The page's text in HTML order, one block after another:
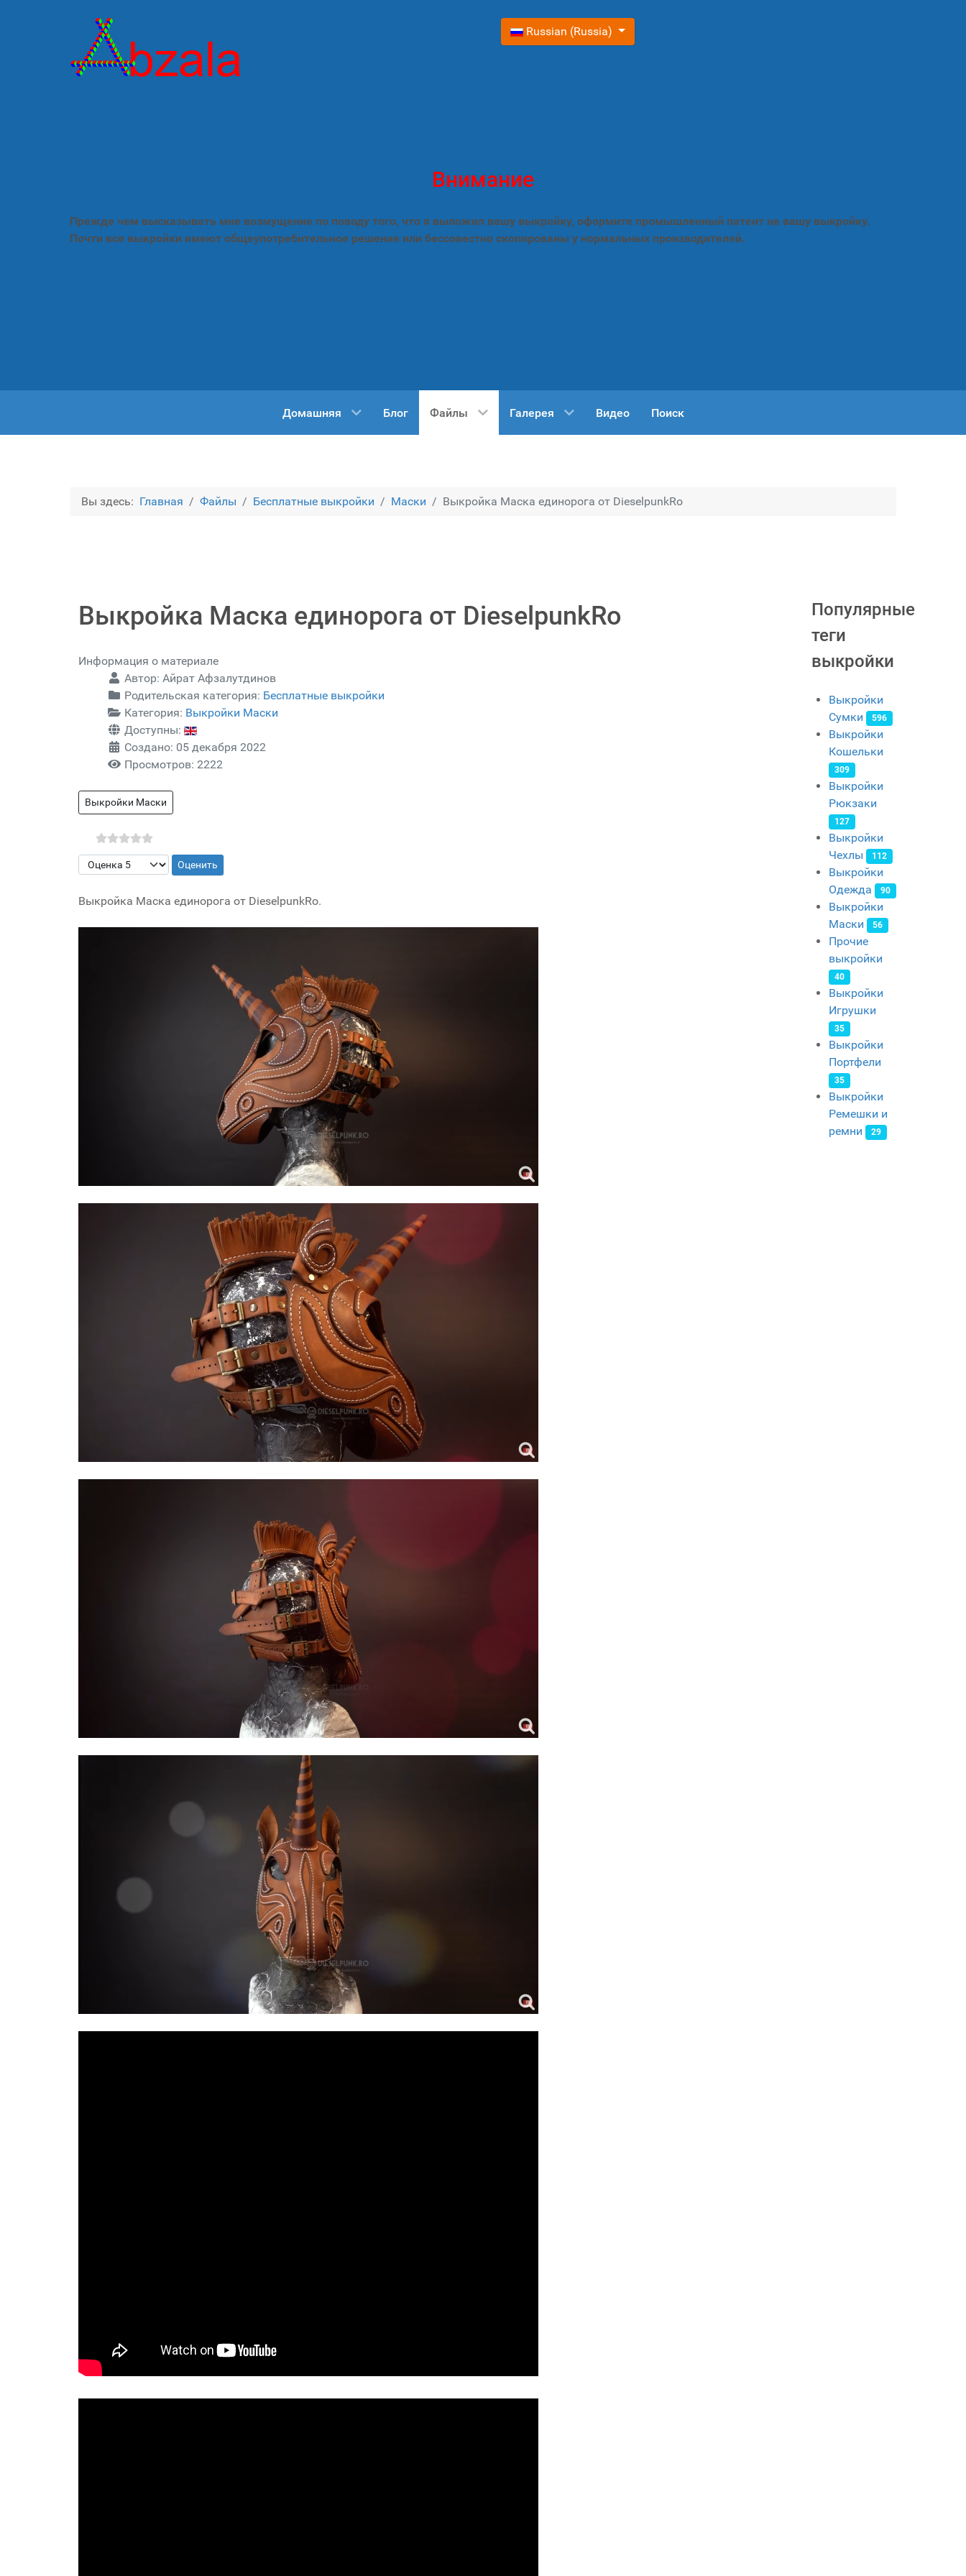
Выберите язык
Russian (Russia)
Внимание
Прежде чем высказывать мне возмущение по поводу того, что я выложил вашу выкройку, оформите промышленный патент на вашу выкройку.
Почти все выкройки имеют общеупотребительное решение или бессовестно скопированы у нормальных производителей.
Домашняя Блог Файлы Галерея Видео Поиск
Вы здесь: Главная Файлы Бесплатные выкройки Маски Выкройка Маска единорога от DieselpunkRo
Выкройка Маска единорога от DieselpunkRo
Информация о материале
Автор: Айрат Афзалутдинов
Родительская категория: Бесплатные выкройки
Категория: Выкройки Маски
Доступны:
Создано: 05 декабря 2022
Просмотров: 2222
Выкройки Маски
Пожалуйста, оцените
Выкройка Маска единорога от DieselpunkRo.
Популярные
теги
выкройки
Выкройки
Сумки
596
Выкройки
Кошельки
309
Выкройки
Рюкзаки
127
Выкройки
Чехлы
112
Выкройки
Одежда
90
Выкройки
Маски
56
Прочие
выкройки
40
Выкройки
Игрушки
35
Выкройки
Портфели
35
Выкройки
Ремешки и
ремни
29